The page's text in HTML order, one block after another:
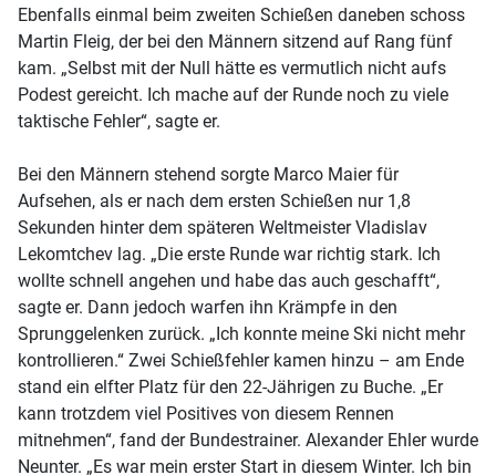
Ebenfalls einmal beim zweiten Schießen daneben schoss
Martin Fleig, der bei den Männern sitzend auf Rang fünf
kam. „Selbst mit der Null hätte es vermutlich nicht aufs
Podest gereicht. Ich mache auf der Runde noch zu viele
taktische Fehler“, sagte er.
Bei den Männern stehend sorgte Marco Maier für
Aufsehen, als er nach dem ersten Schießen nur 1,8
Sekunden hinter dem späteren Weltmeister Vladislav
Lekomtchev lag. „Die erste Runde war richtig stark. Ich
wollte schnell angehen und habe das auch geschafft“,
sagte er. Dann jedoch warfen ihn Krämpfe in den
Sprunggelenken zurück. „Ich konnte meine Ski nicht mehr
kontrollieren.“ Zwei Schießfehler kamen hinzu – am Ende
stand ein elfter Platz für den 22-Jährigen zu Buche. „Er
kann trotzdem viel Positives von diesem Rennen
mitnehmen“, fand der Bundestrainer. Alexander Ehler wurde
Neunter. „Es war mein erster Start in diesem Winter. Ich bin